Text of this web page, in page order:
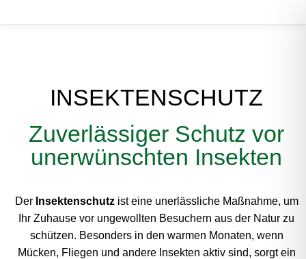
INSEKTENSCHUTZ
Zuverlässiger Schutz vor
unerwünschten Insekten
Der Insektenschutzist eine unerlässliche Maßnahme, um
Ihr Zuhause vor ungewollten Besuchern aus der Natur zu
schützen. Besonders in den warmen Monaten, wenn
Mücken, Fliegen und andere Insekten aktiv sind, sorgt ein